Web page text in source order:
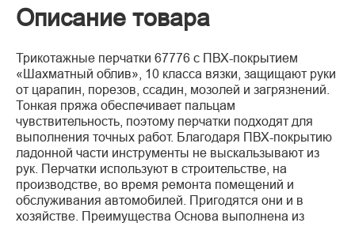
Описание товара
Трикотажные перчатки 67776 с ПВХ-покрытием
«Шахматный облив», 10 класса вязки, защищают руки
от царапин, порезов, ссадин, мозолей и загрязнений.
Тонкая пряжа обеспечивает пальцам
чувствительность, поэтому перчатки подходят для
выполнения точных работ. Благодаря ПВХ-покрытию
ладонной части инструменты не выскальзывают из
рук. Перчатки используют в строительстве, на
производстве, во время ремонта помещений и
обслуживания автомобилей. Пригодятся они и в
хозяйстве. Преимущества Основа выполнена из